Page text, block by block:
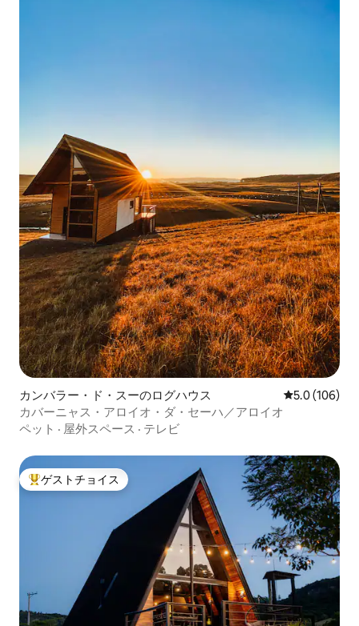
カンバラー・ド・スーのログハウス レビュー106
5.0 (106)
カバーニャス・アロイオ・ダ・セーハ／アロイオ
ペット · 屋外スペース · テレビ
大好評のゲストチョイスです。
ゲストチョイス